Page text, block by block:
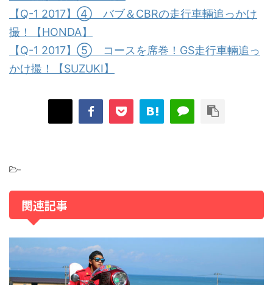
【Q-1 2017】④ バブ＆CBRの走行車輛追っかけ
撮！【HONDA】
【Q-1 2017】⑤ コースを席巻！GS走行車輛追っ
かけ撮！【SUZUKI】
-
関連記事